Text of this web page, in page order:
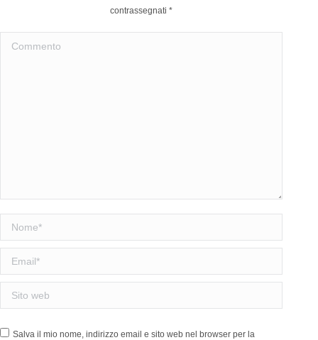
contrassegnati *
Commento
Nome *
Email *
Sito web
Salva il mio nome, indirizzo email e sito web nel browser per la